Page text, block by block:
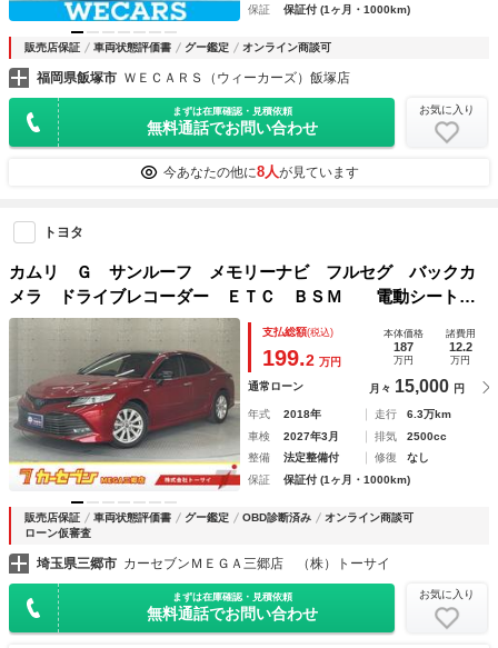
保証
保証付 (1ヶ月・1000km)
販売店保証 車両状態評価書 グー鑑定 オンライン商談可
福岡県飯塚市 ＷＥＣＡＲＳ（ウィーカーズ）飯塚店
まずは在庫確認・見積依頼
無料通話でお問い合わせ
お気に入り
今あなたの他に8人が見ています
トヨタ
カムリ Ｇ サンルーフ メモリーナビ フルセグ バックカ
メラ ドライブレコーダー ＥＴＣ ＢＳＭ 電動シート
ＥＴＣ 衝突被害軽減ブレーキ オートハイビーム 車線離脱
警報 レーダークルーズコントロール 記録簿
支払総額(税込)
199.2 万円
本体価格
187
万円
諸費用
12.2
万円
通常ローン 月々 15,000 円
年式 2018年 走行
6.3万km
車検
2027年3月 排気
2500cc
整備
法定整備付 修復
なし
保証
保証付 (1ヶ月・1000km)
販売店保証 車両状態評価書 グー鑑定 OBD診断済み
オンライン商談可
ローン仮審査
埼玉県三郷市 カーセブンＭＥＧＡ三郷店 （株）トーサイ
まずは在庫確認・見積依頼
無料通話でお問い合わせ
お気に入り